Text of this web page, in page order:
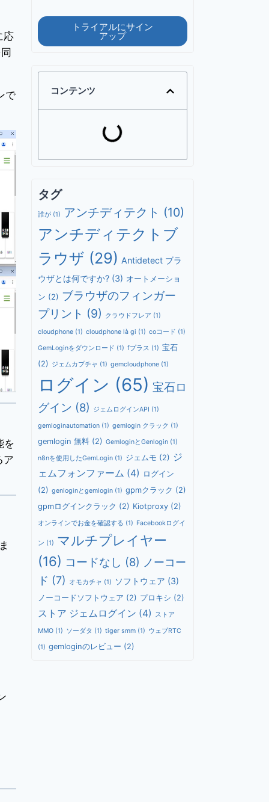
応
で
を
ア
トライアルにサイン
アップ
コンテンツ
タグ
誰が(1) アンチディテクト (10)
アンチディテクトブ
ラウザ (29) Antidetect ブラ
ウザとは何ですか?(3) オートメーショ
ン (2) ブラウザのフィンガー
プリント (9) クラウドフレア (1)
cloudphone(1) cloudphone là gi (1) coコード (1)
GemLoginをダウンロード (1) fプラス (1) 宝石
(2) ジェムカプチャ (1) gemcloudphone(1)
ログイン (65) 宝石ロ
グイン (8) ジェムログインAPI (1)
gemloginautomation(1) gemlogin クラック (1)
gemlogin 無料(2) GemloginとGenlogin(1)
n8nを使用したGemLogin(1) ジェムモ (2) ジ
ェムフォンファーム (4) ログイン
(2) genloginとgemlogin(1) gpmクラック (2)
gpmログインクラック (2) Kiotproxy(2)
オンラインでお金を確認する (1) Facebookログイ
ン (1) マルチプレイヤー
(16) コードなし (8) ノーコー
ド (7) オモカチャ (1) ソフトウェア (3)
ノーコードソフトウェア (2) プロキシ (2)
ストア ジェムログイン (4) ストア
MMO(1) ソーダタ (1) tiger smm(1) ウェブRTC
(1) gemloginのレビュー (2)